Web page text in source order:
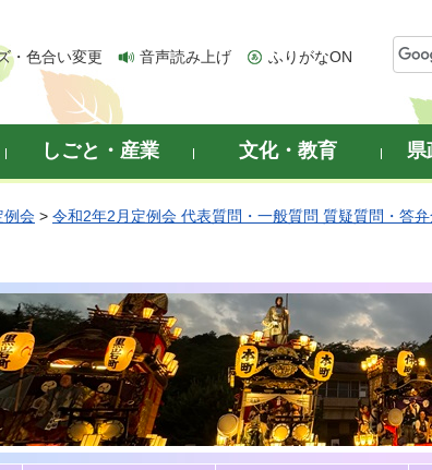
・色合い変更 音声読み上げ ふりがなON
しごと・産業 文化・教育 県
例会 > 令和2年2月定例会 代表質問・一般質問 質疑質問・答弁